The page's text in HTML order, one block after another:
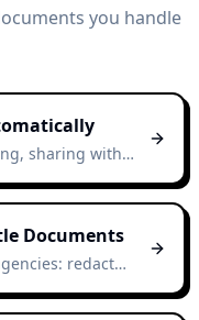
you handle
sharing with
Documents
redact